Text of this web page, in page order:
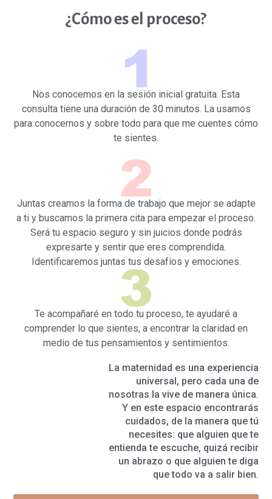
¿Cómo es el proceso?
Nos conocemos en la sesión inicial gratuita. Esta
consulta tiene una duración de 30 minutos. La usamos
para conocernos y sobre todo para que me cuentes cómo
te sientes.
Juntas creamos la forma de trabajo que mejor se adapte
a ti y buscamos la primera cita para empezar el proceso.
Será tu espacio seguro y sin juicios donde podrás
expresarte y sentir que eres comprendida.
Identificaremos juntas tus desafíos y emociones.
Te acompañaré en todo tu proceso, te ayudaré a
comprender lo que sientes, a encontrar la claridad en
medio de tus pensamientos y sentimientos.
La maternidad es una experiencia
universal, pero cada una de
nosotras la vive de manera única.
Y en este espacio encontrarás
cuidados, de la manera que tú
necesites: que alguien que te
entienda te escuche, quizá recibir
un abrazo o que alguien te diga
que todo va a salir bien.